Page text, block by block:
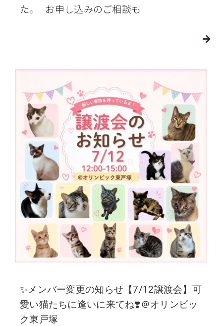
た。 お申し込みのご相談も
✨メンバー変更の知らせ【7/12譲渡会】可
愛い猫たちに逢いに来てね❣️＠オリンピッ
ク東戸塚